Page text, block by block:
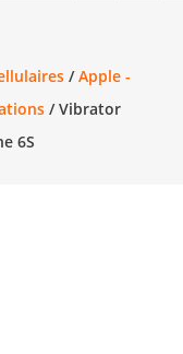
/Apple -
/ Vibrator
6S